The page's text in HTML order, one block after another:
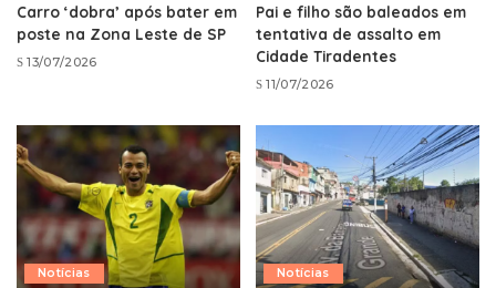
Carro ‘dobra’ após bater em
poste na Zona Leste de SP
13/07/2026
Pai e filho são baleados em
tentativa de assalto em
Cidade Tiradentes
11/07/2026
Notícias Notícias